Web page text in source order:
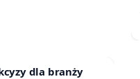
dla branży